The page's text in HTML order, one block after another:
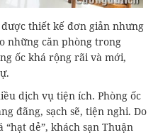
thiết kế đơn giản nhưng
những căn phòng trong
ốc khá rộng rãi và mới,
dịch vụ tiện ích. Phòng ốc
đãng, sạch sẽ, tiện nghi. Do
dẻ”, khách sạn Thuận